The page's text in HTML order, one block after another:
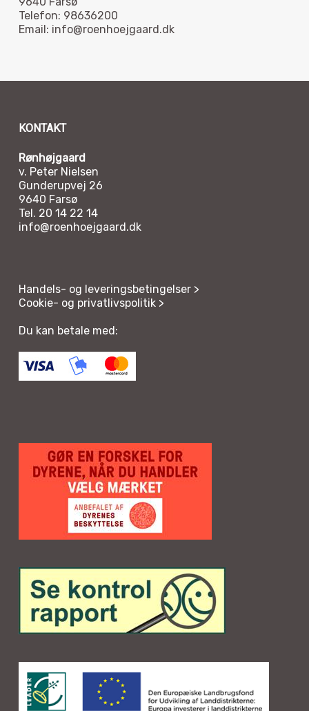
Telefon: 98636200
Email: info@roenhoejgaard.dk
KONTAKT
Rønhøjgaard
v. Peter Nielsen
Gunderupvej 26
9640 Farsø
Tel. 20 14 22 14
info@roenhoejgaard.dk
Handels- og leveringsbetingelser >
Cookie- og privatlivspolitik >
Du kan betale med: